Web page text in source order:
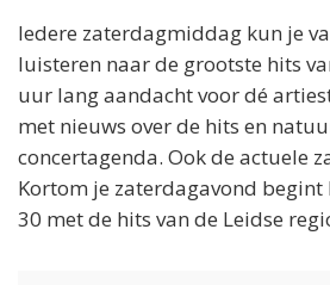
Iedere zaterdagmiddag kun je
luisteren naar de grootste hits
uur lang aandacht voor dé
met nieuws over de hits en
concertagenda. Ook de actuele
Kortom je zaterdagavond begint
30 met de hits van de Leidse